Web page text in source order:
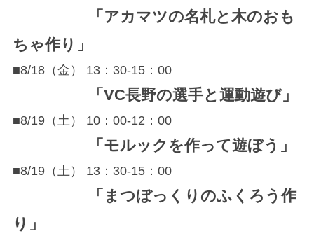
「アカマツの名札と木のおも
ちゃ作り」
■8/18（金） 13：30-15：00
「VC長野の選手と運動遊び」
■8/19（土） 10：00-12：00
「モルックを作って遊ぼう」
■8/19（土） 13：30-15：00
「まつぼっくりのふくろう作
り」